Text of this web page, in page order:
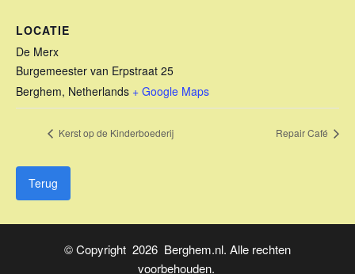
LOCATIE
De Merx
Burgemeester van Erpstraat 25
Berghem, Netherlands + Google Maps
Kerst op de Kinderboederij Repair Café
Terug
© Copyright 2026 Berghem.nl. Alle rechten
voorbehouden.